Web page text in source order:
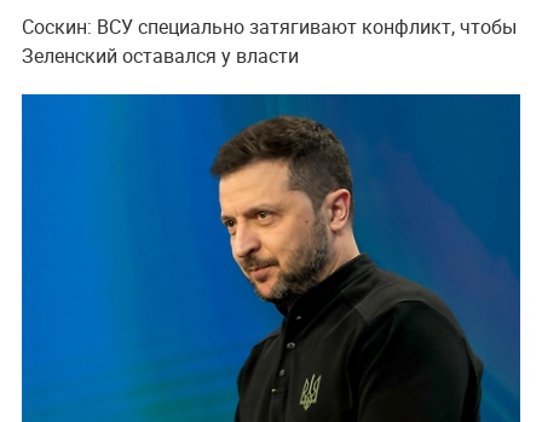
Соскин: ВСУ специально затягивают конфликт, чтобы
Зеленский оставался у власти